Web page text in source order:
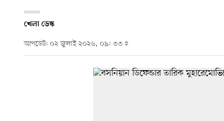
খেলা ডেস্ক
আপডেট: ০২ জুলাই ২০২৬, ০৯: ৩৩